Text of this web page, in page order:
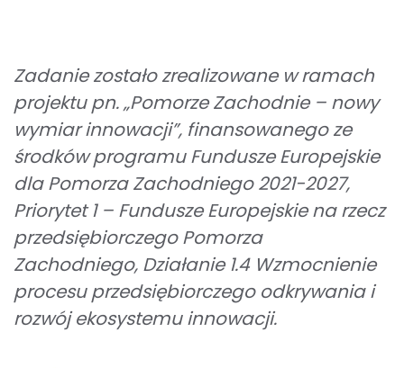
Zadanie zostało zrealizowane w ramach
projektu pn. „Pomorze Zachodnie – nowy
wymiar innowacji”, finansowanego ze
środków programu Fundusze Europejskie
dla Pomorza Zachodniego 2021-2027,
Priorytet 1 – Fundusze Europejskie na rzecz
przedsiębiorczego Pomorza
Zachodniego, Działanie 1.4 Wzmocnienie
procesu przedsiębiorczego odkrywania i
rozwój ekosystemu innowacji.